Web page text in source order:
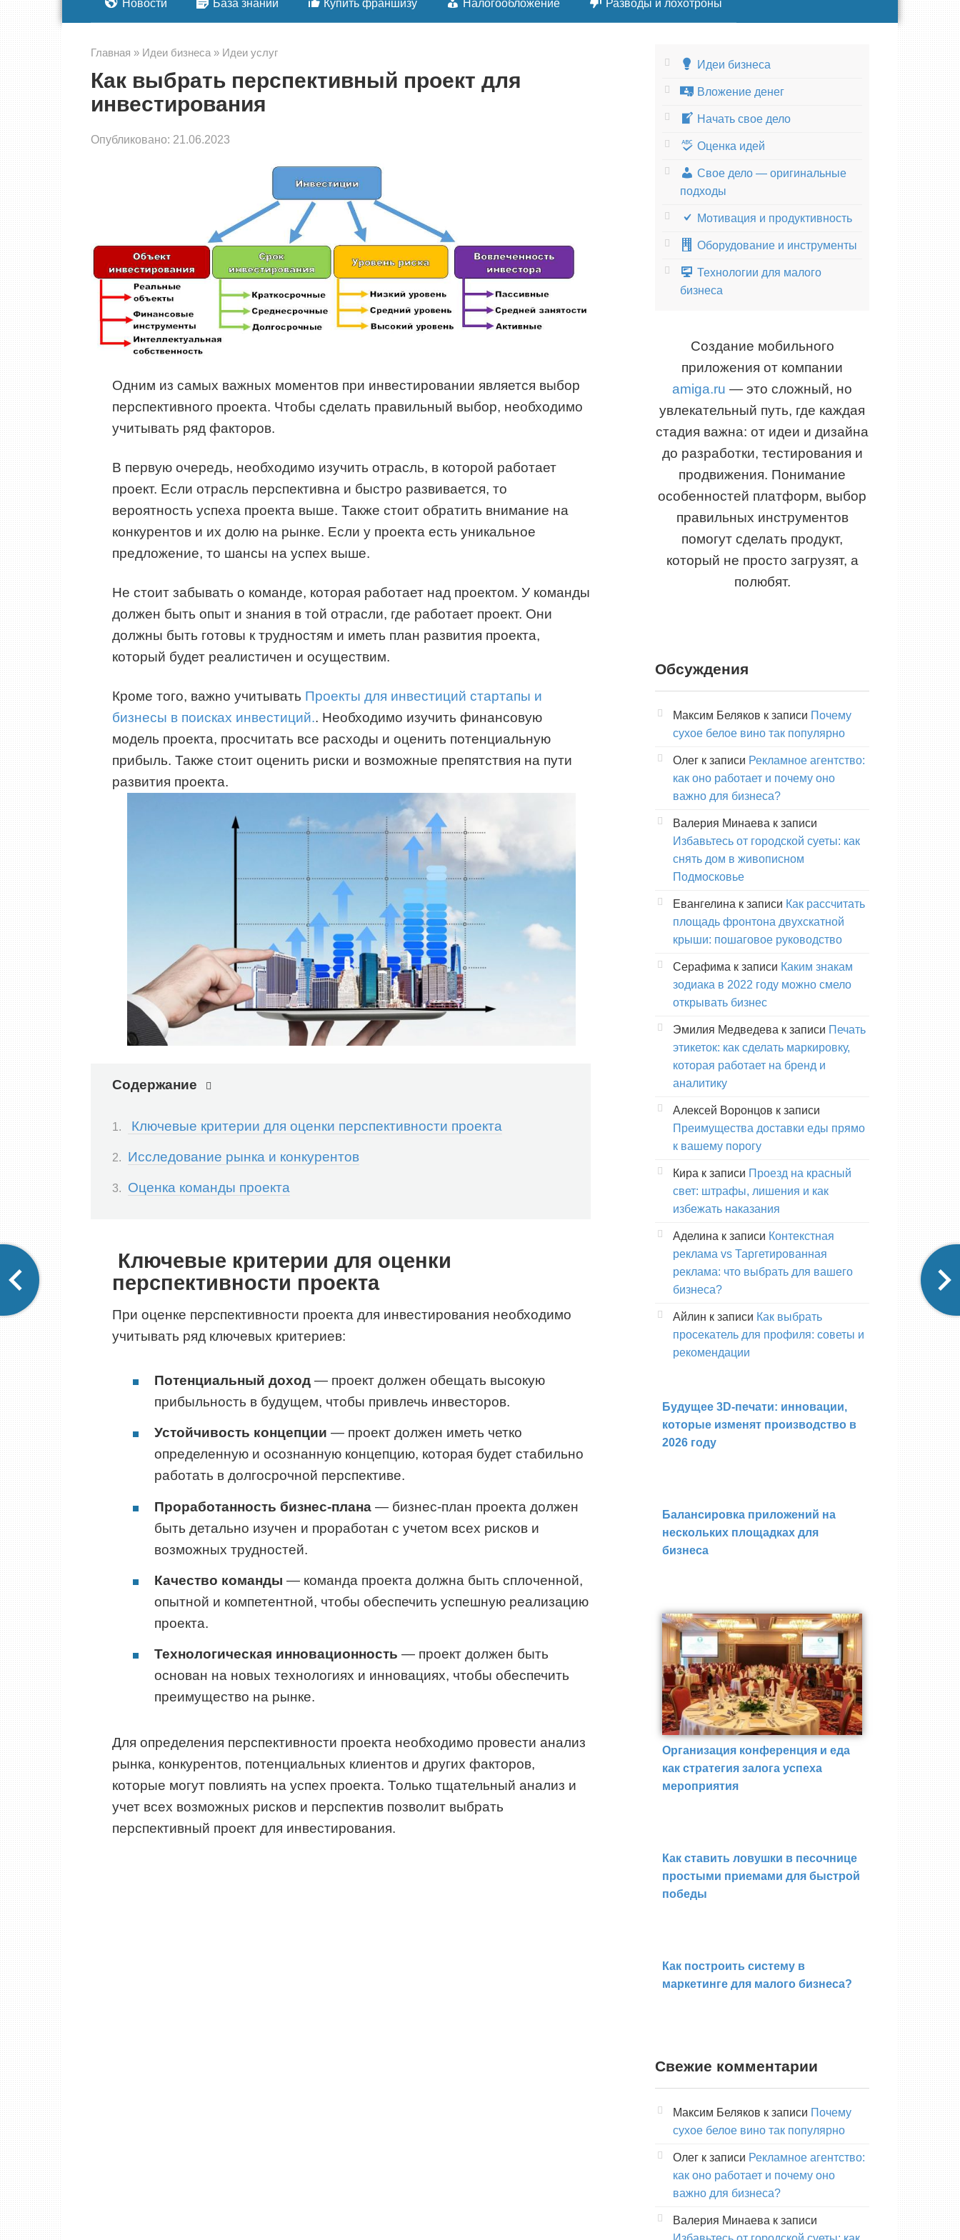
Новости База знаний Купить франшизу Налогообложение Разводы и лохотроны
Главная » Идеи бизнеса » Идеи услуг
Как выбрать перспективный проект для
инвестирования
Опубликовано: 21.06.2023
Одним из самых важных моментов при инвестировании является выбор
перспективного проекта. Чтобы сделать правильный выбор, необходимо
учитывать ряд факторов.
В первую очередь, необходимо изучить отрасль, в которой работает
проект. Если отрасль перспективна и быстро развивается, то
вероятность успеха проекта выше. Также стоит обратить внимание на
конкурентов и их долю на рынке. Если у проекта есть уникальное
предложение, то шансы на успех выше.
Не стоит забывать о команде, которая работает над проектом. У команды
должен быть опыт и знания в той отрасли, где работает проект. Они
должны быть готовы к трудностям и иметь план развития проекта,
который будет реалистичен и осуществим.
Кроме того, важно учитывать Проекты для инвестиций стартапы и
бизнесы в поисках инвестиций.. Необходимо изучить финансовую
модель проекта, просчитать все расходы и оценить потенциальную
прибыль. Также стоит оценить риски и возможные препятствия на пути
развития проекта.
Содержание
Ключевые критерии для оценки перспективности проекта
Исследование рынка и конкурентов
Оценка команды проекта
Ключевые критерии для оценки
перспективности проекта
При оценке перспективности проекта для инвестирования необходимо
учитывать ряд ключевых критериев:
Потенциальный доход — проект должен обещать высокую
прибыльность в будущем, чтобы привлечь инвесторов.
Устойчивость концепции — проект должен иметь четко
определенную и осознанную концепцию, которая будет стабильно
работать в долгосрочной перспективе.
Проработанность бизнес-плана — бизнес-план проекта должен
быть детально изучен и проработан с учетом всех рисков и
возможных трудностей.
Качество команды — команда проекта должна быть сплоченной,
опытной и компетентной, чтобы обеспечить успешную реализацию
проекта.
Технологическая инновационность — проект должен быть
основан на новых технологиях и инновациях, чтобы обеспечить
преимущество на рынке.
Для определения перспективности проекта необходимо провести анализ
рынка, конкурентов, потенциальных клиентов и других факторов,
которые могут повлиять на успех проекта. Только тщательный анализ и
учет всех возможных рисков и перспектив позволит выбрать
перспективный проект для инвестирования.
Идеи бизнеса
Вложение денег
Начать свое дело
Оценка идей
Свое дело — оригинальные
подходы
Мотивация и продуктивность
Оборудование и инструменты
Технологии для малого
бизнеса
Создание мобильного
приложения от компании
amiga.ru — это сложный, но
увлекательный путь, где каждая
стадия важна: от идеи и дизайна
до разработки, тестирования и
продвижения. Понимание
особенностей платформ, выбор
правильных инструментов
помогут сделать продукт,
который не просто загрузят, а
полюбят.
Обсуждения
Максим Беляков к записи Почему
сухое белое вино так популярно
Олег к записи Рекламное агентство:
как оно работает и почему оно
важно для бизнеса?
Валерия Минаева к записи
Избавьтесь от городской суеты: как
снять дом в живописном
Подмосковье
Евангелина к записи Как рассчитать
площадь фронтона двухскатной
крыши: пошаговое руководство
Серафима к записи Каким знакам
зодиака в 2022 году можно смело
открывать бизнес
Эмилия Медведева к записи Печать
этикеток: как сделать маркировку,
которая работает на бренд и
аналитику
Алексей Воронцов к записи
Преимущества доставки еды прямо
к вашему порогу
Кира к записи Проезд на красный
свет: штрафы, лишения и как
избежать наказания
Аделина к записи Контекстная
реклама vs Таргетированная
реклама: что выбрать для вашего
бизнеса?
Айлин к записи Как выбрать
просекатель для профиля: советы и
рекомендации
Будущее 3D-печати: инновации,
которые изменят производство в
2026 году
Балансировка приложений на
нескольких площадках для
бизнеса
Организация конференция и еда
как стратегия залога успеха
мероприятия
Как ставить ловушки в песочнице
простыми приемами для быстрой
победы
Как построить систему в
маркетинге для малого бизнеса?
Свежие комментарии
Максим Беляков к записи Почему
сухое белое вино так популярно
Олег к записи Рекламное агентство:
как оно работает и почему оно
важно для бизнеса?
Валерия Минаева к записи